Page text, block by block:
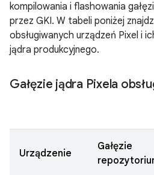
kompilowania i flashowania
przez GKI. W tabeli poniżej
obsługiwanych urządzeń Pixel i
jądra produkcyjnego.
Gałęzie jądra Pixela
Urządzenie
Gałęzie